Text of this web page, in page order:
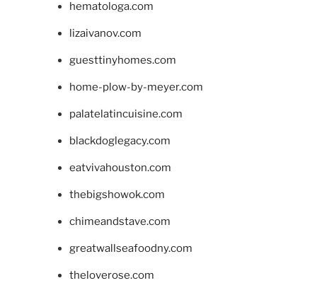
hematologa.com
lizaivanov.com
guesttinyhomes.com
home-plow-by-meyer.com
palatelatincuisine.com
blackdoglegacy.com
eatvivahouston.com
thebigshowok.com
chimeandstave.com
greatwallseafoodny.com
theloverose.com